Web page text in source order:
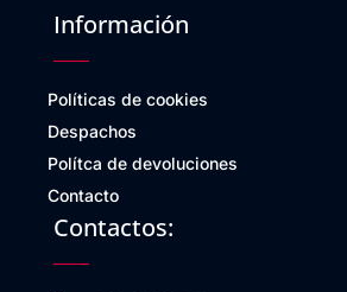
Información
Políticas de cookies
Despachos
Polítca de devoluciones
Contacto
Contactos: